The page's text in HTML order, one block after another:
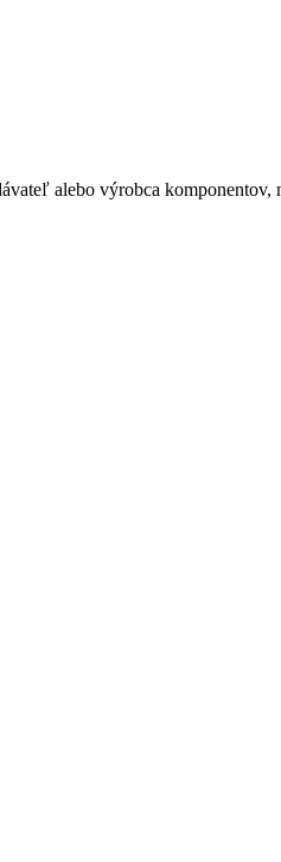
alebo výrobca komponentov,